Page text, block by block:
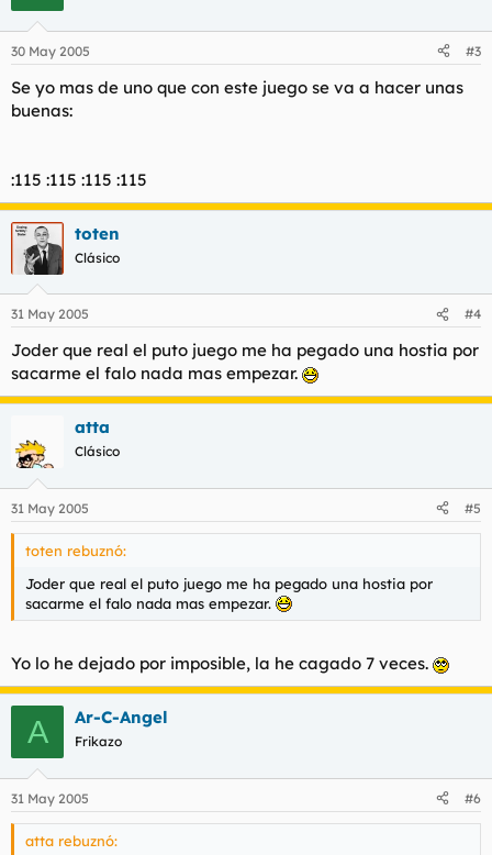
30 May 2005 #3
Se yo mas de uno que con este juego se va a hacer unas
buenas:
:115 :115 :115 :115
toten
Clásico
31 May 2005 #4
Joder que real el puto juego me ha pegado una hostia por
sacarme el falo nada mas empezar.
atta
Clásico
31 May 2005 #5
toten rebuznó:
Joder que real el puto juego me ha pegado una hostia por
sacarme el falo nada mas empezar.
Yo lo he dejado por imposible, la he cagado 7 veces.
A Ar-C-Angel
Frikazo
31 May 2005 #6
atta rebuznó: